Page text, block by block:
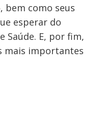
bem como seus
esperar do
Saúde. E, por fim,
mais importantes